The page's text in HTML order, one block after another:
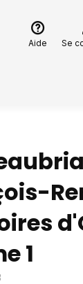
Aide Se
1